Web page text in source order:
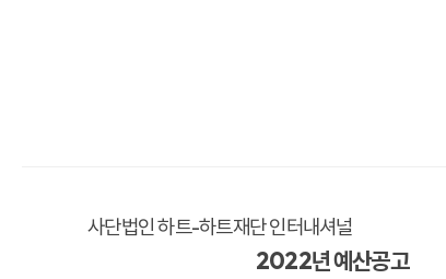
사단법인 하트-하트재단 인터내셔널
2022년 예산공고